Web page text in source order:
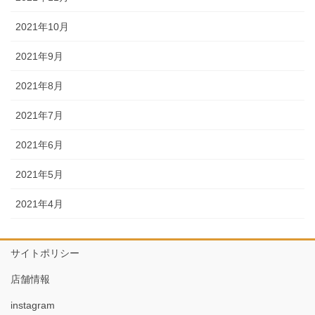
2021年10月
2021年9月
2021年8月
2021年7月
2021年6月
2021年5月
2021年4月
サイトポリシー
店舗情報
instagram